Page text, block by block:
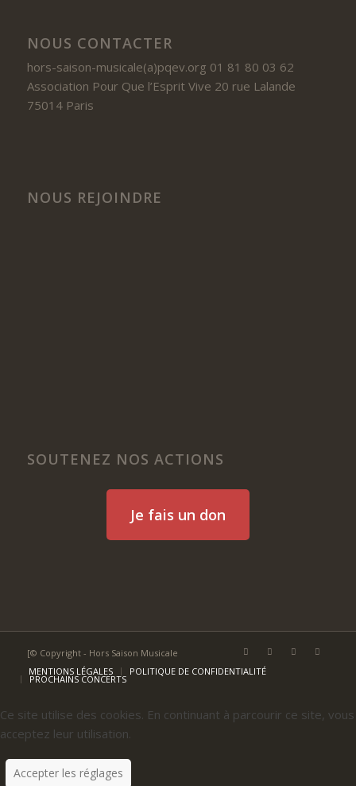
NOUS CONTACTER
hors-saison-musicale(a)pqev.org 01 81 80 03 62
Association Pour Que l’Esprit Vive 20 rue Lalande
75014 Paris
NOUS REJOINDRE
SOUTENEZ NOS ACTIONS
Je fais un don
[© Copyright - Hors Saison Musicale
MENTIONS LÉGALES
POLITIQUE DE CONFIDENTIALITÉ
PROCHAINS CONCERTS
Ce site utilise des cookies. En continuant à parcourir ce site, vous
acceptez leur utilisation.
Accepter les réglages